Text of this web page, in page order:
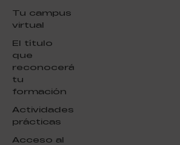
Tu campus
virtual
El título
que
reconocerá
tu
formación
Actividades
prácticas
Acceso al